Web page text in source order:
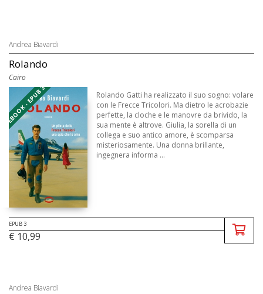
Andrea Biavardi
Rolando
Cairo
EBOOK - EPUB 3
Rolando Gatti ha realizzato il suo sogno: volare
con le Frecce Tricolori. Ma dietro le acrobazie
perfette, la cloche e le manovre da brivido, la
sua mente è altrove. Giulia, la sorella di un
collega e suo antico amore, è scomparsa
misteriosamente. Una donna brillante,
ingegnera informa ...
EPUB 3
€ 10,99
Andrea Biavardi